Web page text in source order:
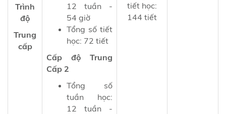
Trình
độ
Trung
cấp
12 tuần -
54 giờ
Tổng số tiết
học: 72 tiết
Cấp độ Trung
Cấp 2
Tổng số
tuần học:
12 tuần -
tiết học:
144 tiết